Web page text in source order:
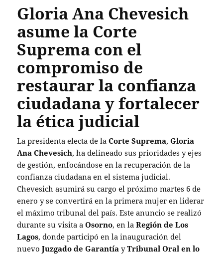
Gloria Ana Chevesich
asume la Corte
Suprema con el
compromiso de
restaurar la confianza
ciudadana y fortalecer
la ética judicial
La presidenta electa de laCorte Suprema,Gloria
Ana Chevesich, ha delineado sus prioridades y ejes
de gestión, enfocándose en la recuperación de la
confianza ciudadana en el sistema judicial.
Chevesich asumirá su cargo el próximo martes 6 de
enero y se convertirá en la primera mujer en liderar
el máximo tribunal del país. Este anuncio se realizó
durante su visita aOsorno, en laRegión de Los
Lagos, donde participó en la inauguración del
nuevoJuzgado de Garantía yTribunal Oral en lo